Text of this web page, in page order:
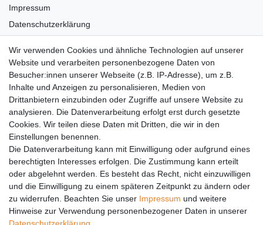
Impressum
Datenschutzerklärung
Barrierefreiheit
Anleitungen
Vertrag widerrufen
PARTNER
DHL
GLS
PaketPLUS
Wir verwenden Cookies und ähnliche Technologien auf unserer
Website und verarbeiten personenbezogene Daten von
Besucher:innen unserer Webseite (z.B. IP-Adresse), um z.B.
Inhalte und Anzeigen zu personalisieren, Medien von
Drittanbietern einzubinden oder Zugriffe auf unsere Website zu
analysieren. Die Datenverarbeitung erfolgt erst durch gesetzte
Cookies. Wir teilen diese Daten mit Dritten, die wir in den
Einstellungen benennen.
Die Datenverarbeitung kann mit Einwilligung oder aufgrund eines
berechtigten Interesses erfolgen. Die Zustimmung kann erteilt
oder abgelehnt werden. Es besteht das Recht, nicht einzuwilligen
und die Einwilligung zu einem späteren Zeitpunkt zu ändern oder
zu widerrufen. Beachten Sie unser Impressum und weitere
Hinweise zur Verwendung personenbezogener Daten in unserer